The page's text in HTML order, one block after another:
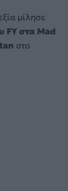
μίλησε
FY στα Mad
στο